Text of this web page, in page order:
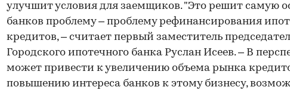
улучшит условия для заемщиков. "Это решит самую
банков проблему – проблему рефинансирования
кредитов, – считает первый заместитель
Городского ипотечного банка Руслан Исеев. – В
может привести к увеличению объема рынка
повышению интереса банков к этому бизнесу,